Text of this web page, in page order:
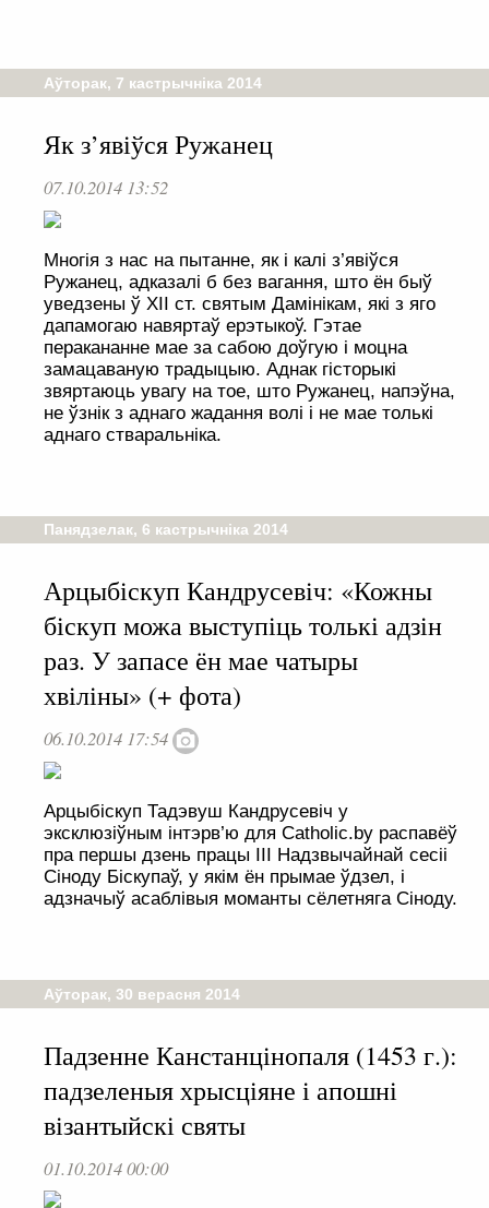
Аўторак, 7 кастрычніка 2014
Як з’явіўся Ружанец
07.10.2014 13:52
Многія з нас на пытанне, як і калі з’явіўся
Ружанец, адказалі б без вагання, што ён быў
уведзены ў ХІІ ст. святым Дамінікам, які з яго
дапамогаю навяртаў ерэтыкоў. Гэтае
перакананне мае за сабою доўгую і моцна
замацаваную традыцыю. Аднак гісторыкі
звяртаюць увагу на тое, што Ружанец, напэўна,
не ўзнік з аднаго жадання волі і не мае толькі
аднаго стваральніка.
Панядзелак, 6 кастрычніка 2014
Арцыбіскуп Кандрусевіч: «Кожны
біскуп можа выступіць толькі адзін
раз. У запасе ён мае чатыры
хвіліны» (+ фота)
06.10.2014 17:54
Арцыбіскуп Тадэвуш Кандрусевіч у
эксклюзіўным інтэрв’ю для Catholic.by распавёў
пра першы дзень працы ІІІ Надзвычайнай сесіі
Сіноду Біскупаў, у якім ён прымае ўдзел, і
адзначыў асаблівыя моманты сёлетняга Сіноду.
Аўторак, 30 верасня 2014
Падзенне Канстанцінопаля (1453 г.):
падзеленыя хрысціяне і апошні
візантыйскі святы
01.10.2014 00:00